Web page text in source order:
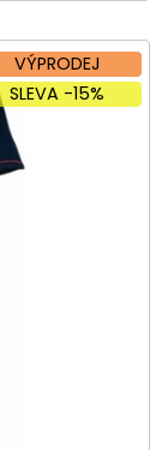
VÝPRODEJ
SLEVA -15%